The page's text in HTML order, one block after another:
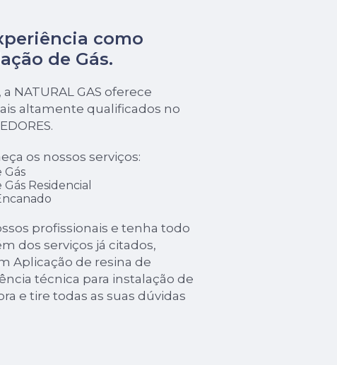
como
de Gás.
NATURAL GAS oferece
altamente qualificados no
os nossos serviços:
Residencial
profissionais e tenha todo
dos serviços já citados,
Aplicação de resina de
técnica para instalação de
e tire todas as suas dúvidas